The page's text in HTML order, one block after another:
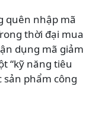
quên nhập mã
thời đại mua
dụng mã giảm
“kỹ năng tiêu
sản phẩm công